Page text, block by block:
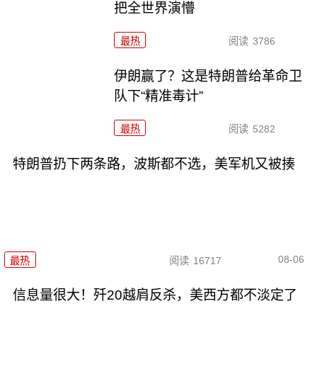
把全世界演懵
最热 阅读 3786
伊朗赢了？这是特朗普给革命卫
队下“精准毒计”
最热 阅读 5282
特朗普扔下两条路，波斯都不选，美军机又被揍
最热 阅读 16717 08-06
信息量很大！歼20越肩反杀，美西方都不淡定了